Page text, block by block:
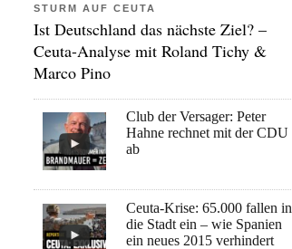
STURM AUF CEUTA
Ist Deutschland das nächste Ziel? –
Ceuta-Analyse mit Roland Tichy &
Marco Pino
Club der Versager: Peter
Hahne rechnet mit der CDU
ab
Ceuta-Krise: 65.000 fallen in
die Stadt ein – wie Spanien
ein neues 2015 verhindert